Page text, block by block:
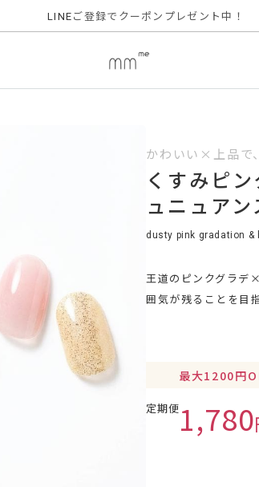
LINE ご登録でクーポンプレゼント中！
かわいい×上品で
くすみピ
ュニュアン
dusty pink gradation &
王道のピンクグラデ
囲気が残ることを目
最大1200円
定期便1,780